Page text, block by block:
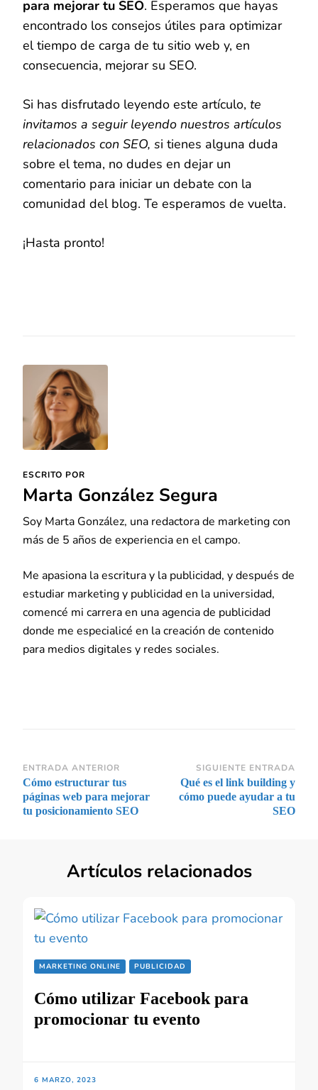
para mejorar tu SEO. Esperamos que hayas
encontrado los consejos útiles para optimizar
el tiempo de carga de tu sitio web y, en
consecuencia, mejorar su SEO.
Si has disfrutado leyendo este artículo, te
invitamos a seguir leyendo nuestros artículos
relacionados con SEO, si tienes alguna duda
sobre el tema, no dudes en dejar un
comentario para iniciar un debate con la
comunidad del blog. Te esperamos de vuelta.
¡Hasta pronto!
ESCRITO POR
Marta González Segura
Soy Marta González, una redactora de marketing con
más de 5 años de experiencia en el campo.
Me apasiona la escritura y la publicidad, y después de
estudiar marketing y publicidad en la universidad,
comencé mi carrera en una agencia de publicidad
donde me especialicé en la creación de contenido
para medios digitales y redes sociales.
Navegación
de
entradas
ENTRADA ANTERIOR
Cómo estructurar tus
páginas web para mejorar
tu posicionamiento SEO
SIGUIENTE ENTRADA
Qué es el link building y
cómo puede ayudar a tu
SEO
Artículos relacionados
MARKETING ONLINE PUBLICIDAD
Cómo utilizar Facebook para
promocionar tu evento
6 MARZO, 2023